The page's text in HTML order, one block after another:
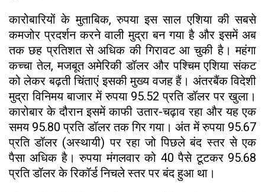
कारोबारियों के मुताबिक, रुपया इस साल एशिया की सबसे
कमजोर प्रदर्शन करने वाली मुद्रा बन गया है और इसमें अब
तक छह प्रतिशत से अधिक की गिरावट आ चुकी है। महंगा
कच्चा तेल, मजबूत अमेरिकी डॉलर और पश्चिम एशिया संकट
को लेकर बढ़ती चिंताएं इसकी मुख्य वजह हैं। अंतरबैंक विदेशी
मुद्रा विनिमय बाजार में रुपया 95.52 प्रति डॉलर पर खुला।
कारोबार के दौरान इसमें काफी उतार-चढ़ाव रहा और यह एक
समय 95.80 प्रति डॉलर तक गिर गया। अंत में रुपया 95.67
प्रति डॉलर (अस्थायी) पर रहा जो पिछले बंद स्तर से एक
पैसा अधिक है। रुपया मंगलवार को 40 पैसे टूटकर 95.68
प्रति डॉलर के रिकॉर्ड निचले स्तर पर बंद हुआ था।